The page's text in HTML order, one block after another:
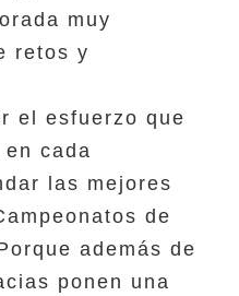
muy
retos y
el esfuerzo que
en cada
las mejores
de
además de
ponen una